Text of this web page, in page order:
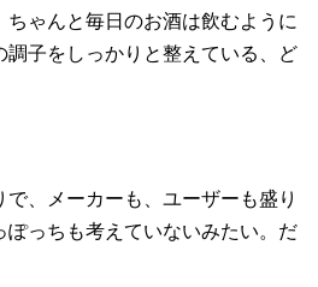
ちゃんと毎日のお酒は飲むように
調子をしっかりと整えている、ど
、メーカーも、ユーザーも盛り
ぽっちも考えていないみたい。だ